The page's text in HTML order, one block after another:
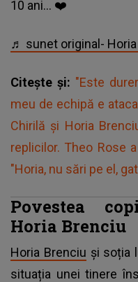
10 ani… ❤️
♬ sunet original-
Citește și: "Este
meu de echipă e
Chirilă și Horia
replicilor. Theo Rose
"Horia, nu sări pe el,
Povestea
Horia Brenciu
Horia Brenciu și soția
situația unei tinere